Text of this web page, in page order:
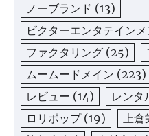
ノーブランド (13)
ビクターエンタテインメ
ファクタリング (25)
ムームードメイン (223)
レビュー (14) レンタ
ロリポップ(19) 上